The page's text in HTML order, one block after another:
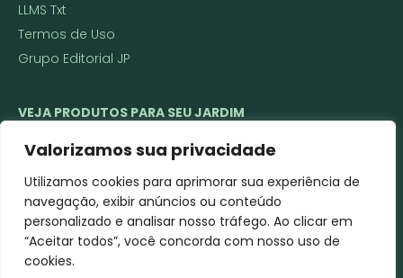
Valorizamos sua privacidade
Utilizamos cookies para aprimorar sua experiência de
navegação, exibir anúncios ou conteúdo
personalizado e analisar nosso tráfego. Ao clicar em
“Aceitar todos”, você concorda com nosso uso de
cookies.
LLMS Txt
Termos de Uso
Grupo Editorial JP
VEJA PRODUTOS PARA SEU JARDIM
🌱 Ferramentas de Jardinagem
🌼 Vasos Decorativos e Técnicos
🌿 Sementes e Mudas
Roçadeira a gasolina ou elétrica
Cortador de grama
Soprador de folhas